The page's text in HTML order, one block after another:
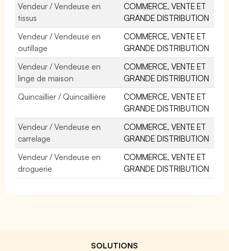
Vendeur / Vendeuse en
tissus
COMMERCE, VENTE ET
GRANDE DISTRIBUTION
Vendeur / Vendeuse en
outillage
COMMERCE, VENTE ET
GRANDE DISTRIBUTION
Vendeur / Vendeuse en
linge de maison
COMMERCE, VENTE ET
GRANDE DISTRIBUTION
Quincaillier / Quincaillière
COMMERCE, VENTE ET
GRANDE DISTRIBUTION
Vendeur / Vendeuse en
carrelage
COMMERCE, VENTE ET
GRANDE DISTRIBUTION
Vendeur / Vendeuse en
droguerie
COMMERCE, VENTE ET
GRANDE DISTRIBUTION
SOLUTIONS